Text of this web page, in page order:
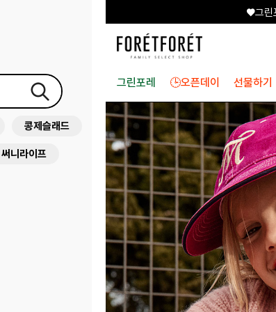
♥그린
그린포레 🕒오픈데이 선물하기
콩제슬래드
써니라이프